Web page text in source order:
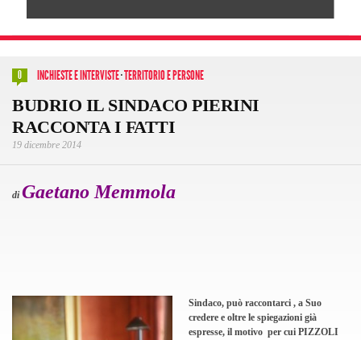
0 INCHIESTE E INTERVISTE·TERRITORIO E PERSONE
BUDRIO IL SINDACO PIERINI
RACCONTA I FATTI
19 dicembre 2014
diGaetano Memmola
Sindaco, può raccontarci , a Suo
credere e oltre le spiegazioni già
espresse, il motivo per cui PIZZOLI